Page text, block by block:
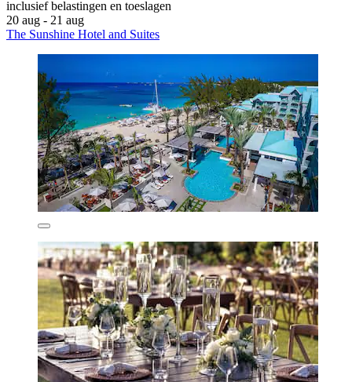
inclusief belastingen en toeslagen
20 aug - 21 aug
The Sunshine Hotel and Suites